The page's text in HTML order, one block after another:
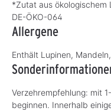
*Zutat aus ökologischem
DE-ÖKO-064
Allergene
Enthält Lupinen,
Verzehrempfehlung: mit
beginnen. Innerhalb